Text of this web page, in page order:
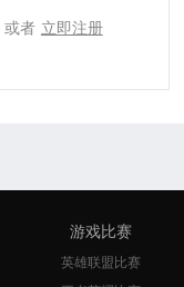
或者 立即注册
游戏比赛
英雄联盟比赛